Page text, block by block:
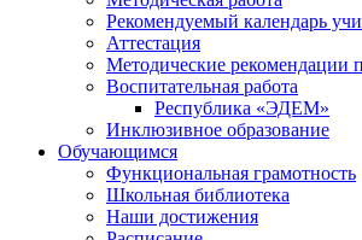
Рекомендуемый календарь
Аттестация
Методические рекомендации
Воспитательная работа
Республика «ЭДЕМ»
Инклюзивное образование
Обучающимся
Функциональная грамотность
Школьная библиотека
Наши достижения